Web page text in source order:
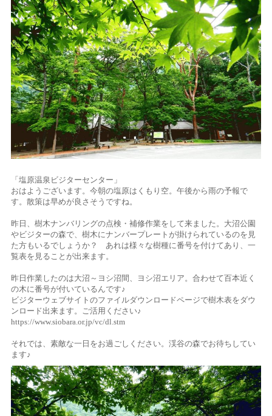
「塩原温泉ビジターセンター」
おはようございます。今朝の塩原はくもり空。午後から雨の予報で
す。散策は早めが良さそうですね。
昨日、樹木ナンバリングの点検・補修作業をして来ました。大沼公園
やビジターの森で、樹木にナンバープレートが掛けられているのを見
た方もいるでしょうか？ あれは様々な樹種に番号を付けてあり、一
覧表を見ることが出来ます。
昨日作業したのは大沼～ヨシ沼間、ヨシ沼エリア。合わせて百本近く
の木に番号が付いているんです♪
ビジターウェブサイトのファイルダウンロードページで樹木表をダウ
ンロード出来ます。ご活用ください♪
https://www.siobara.or.jp/vc/dl.stm
それでは、素敵な一日をお過ごしください。渓谷の森でお待ちしてい
ます♪